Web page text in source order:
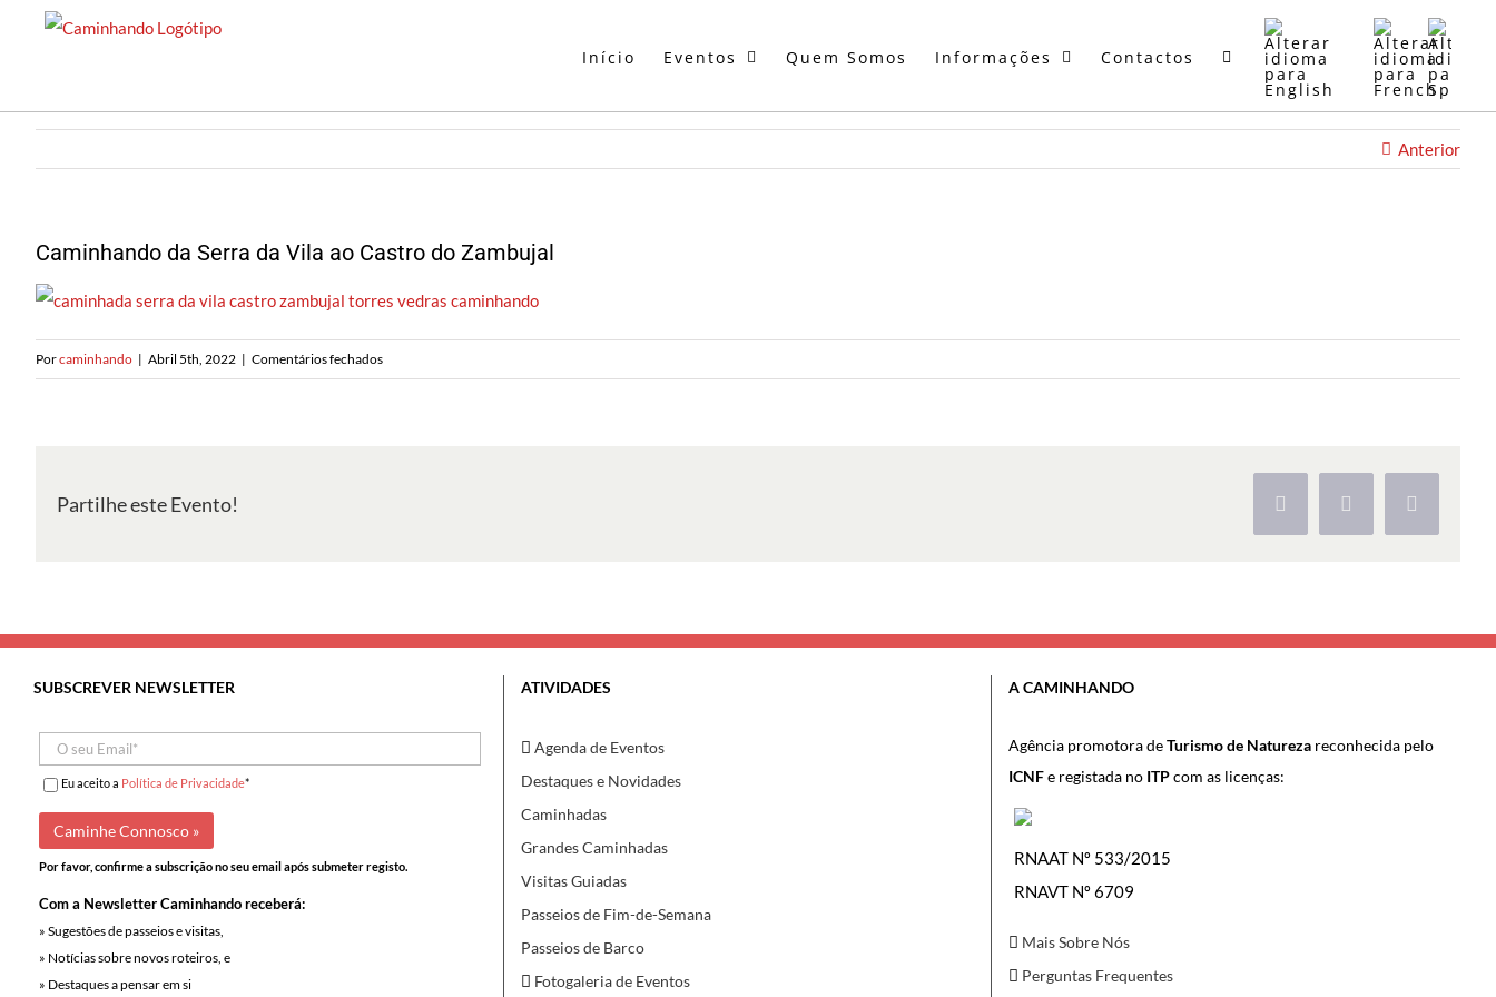
conteúdo
Início Eventos Quem Somos Informações Contactos
Anterior
Caminhando da Serra da Vila ao Castro do Zambujal
Porcaminhando | Abril 5th, 2022 | Comentários fechadosem
Caminhando
Partilhe este Evento! Facebook
X Pinterest
SUBSCREVER NEWSLETTER
Eu aceito a Política de Privacidade*
Por favor, confirme a subscrição no seu email após submeter registo.
Com a Newsletter Caminhando receberá:
» Sugestões de passeios e visitas,
» Notícias sobre novos roteiros, e
» Destaques a pensar em si
ATIVIDADES
Agenda de Eventos
Destaques e Novidades
Caminhadas
Grandes Caminhadas
Visitas Guiadas
Passeios de Fim-de-Semana
Passeios de Barco
Fotogaleria de Eventos
A CAMINHANDO
Agência promotora deTurismo de Natureza reconhecida pelo
ICNFe registada no ITPcom as licenças:
RNAAT Nº 533/2015
RNAVT Nº 6709
Mais Sobre Nós
Perguntas Frequentes